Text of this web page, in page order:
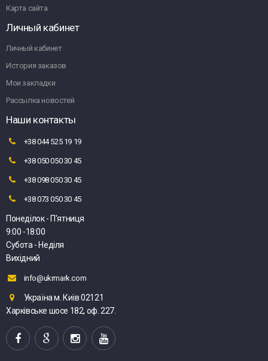
Карта сайта
Личный кабинет
Личный кабинет
История заказов
Мои закладки
Рассылка новостей
Наши контакты
+38 044 525 19 19
+38 050 050 30 45
+38 098 050 30 45
+38 073 050 30 45
Понеділок - П'ятниця
9:00 -18:00
Субота - Неділя
Вихідний
info@ukrmark.com
Україна м. Київ 02121
Харківське шосе 182, оф. 227.